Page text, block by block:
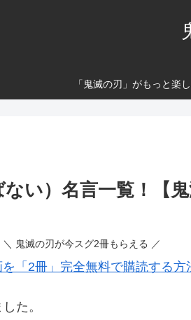
「鬼滅の刃」がもっと楽
い）名言一覧！【鬼
＼ 鬼滅の刃が今スグ2冊もらえる ／
を「2冊」完全無料で購読する方
た。